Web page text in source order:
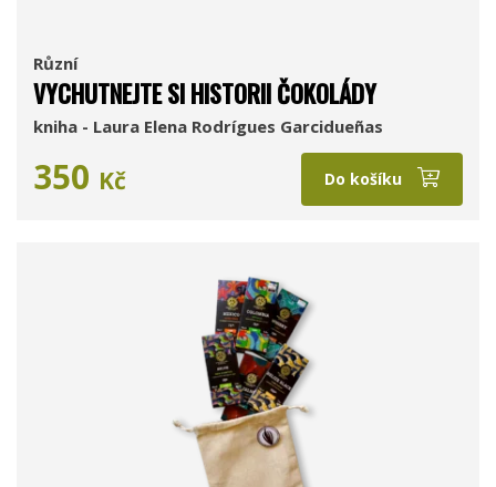
Různí
VYCHUTNEJTE SI HISTORII ČOKOLÁDY
kniha - Laura Elena Rodrígues Garcidueñas
350 Kč Do košíku